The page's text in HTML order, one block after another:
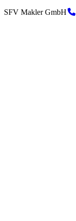
SFV Makler GmbH